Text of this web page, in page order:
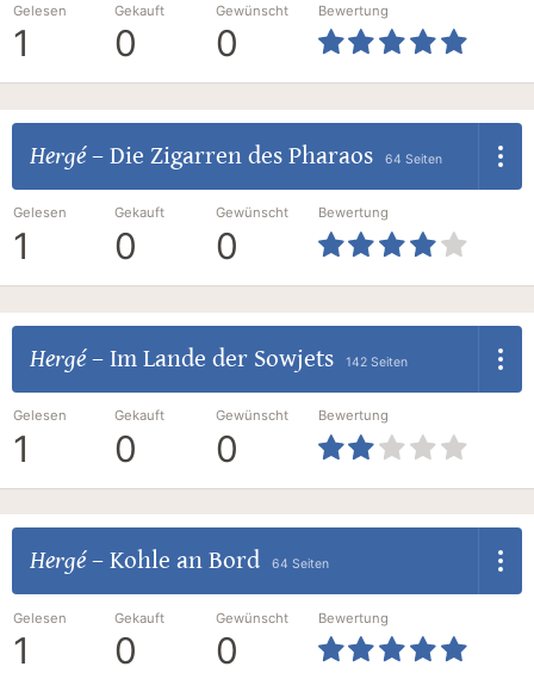
Gelesen
1
Gekauft
0
Gewünscht
0
Bewertung
Hergé– Die Zigarren des Pharaos 64 Seiten
Gelesen
1
Gekauft
0
Gewünscht
0
Bewertung
Hergé– Im Lande der Sowjets 142 Seiten
Gelesen
1
Gekauft
0
Gewünscht
0
Bewertung
Hergé– Kohle an Bord 64 Seiten
Gelesen
1
Gekauft
0
Gewünscht
0
Bewertung